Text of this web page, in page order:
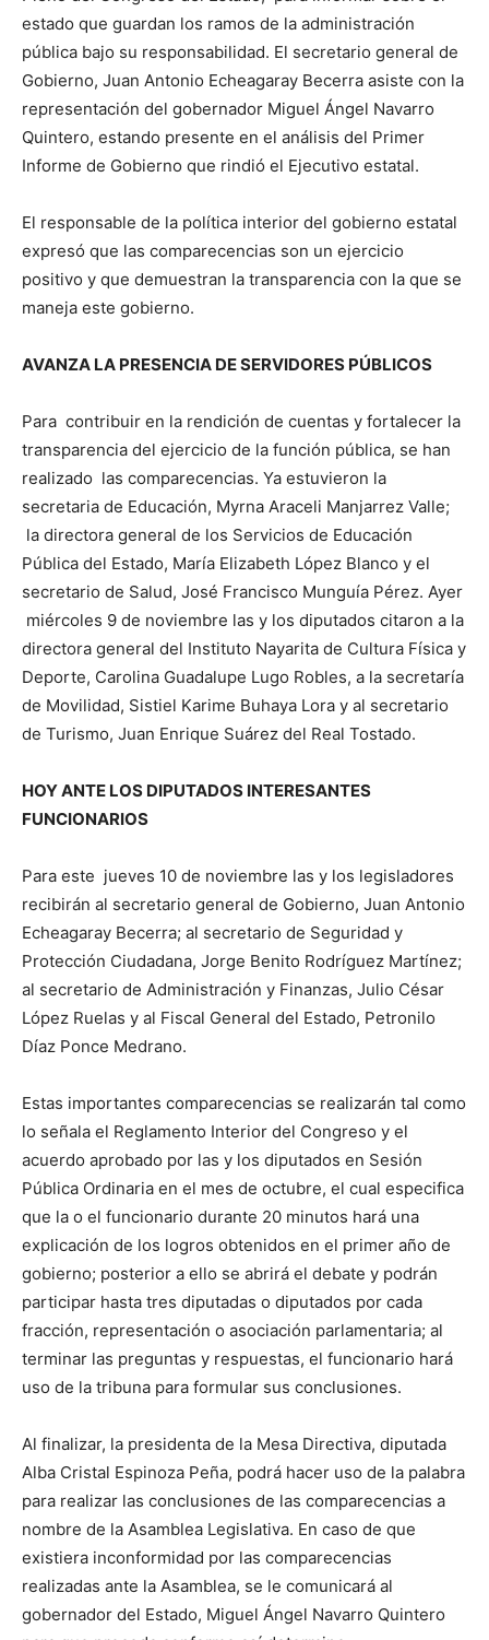
estado que guardan los ramos de la administración
pública bajo su responsabilidad. El secretario general de
Gobierno, Juan Antonio Echeagaray Becerra asiste con la
representación del gobernador Miguel Ángel Navarro
Quintero, estando presente en el análisis del Primer
Informe de Gobierno que rindió el Ejecutivo estatal.
El responsable de la política interior del gobierno estatal
expresó que las comparecencias son un ejercicio
positivo y que demuestran la transparencia con la que se
maneja este gobierno.
AVANZA LA PRESENCIA DE SERVIDORES PÚBLICOS
Para contribuir en la rendición de cuentas y fortalecer la
transparencia del ejercicio de la función pública, se han
realizado las comparecencias. Ya estuvieron la
secretaria de Educación, Myrna Araceli Manjarrez Valle;
la directora general de los Servicios de Educación
Pública del Estado, María Elizabeth López Blanco y el
secretario de Salud, José Francisco Munguía Pérez. Ayer
miércoles 9 de noviembre las y los diputados citaron a la
directora general del Instituto Nayarita de Cultura Física y
Deporte, Carolina Guadalupe Lugo Robles, a la secretaría
de Movilidad, Sistiel Karime Buhaya Lora y al secretario
de Turismo, Juan Enrique Suárez del Real Tostado.
HOY ANTE LOS DIPUTADOS INTERESANTES
FUNCIONARIOS
Para este jueves 10 de noviembre las y los legisladores
recibirán al secretario general de Gobierno, Juan Antonio
Echeagaray Becerra; al secretario de Seguridad y
Protección Ciudadana, Jorge Benito Rodríguez Martínez;
al secretario de Administración y Finanzas, Julio César
López Ruelas y al Fiscal General del Estado, Petronilo
Díaz Ponce Medrano.
Estas importantes comparecencias se realizarán tal como
lo señala el Reglamento Interior del Congreso y el
acuerdo aprobado por las y los diputados en Sesión
Pública Ordinaria en el mes de octubre, el cual especifica
que la o el funcionario durante 20 minutos hará una
explicación de los logros obtenidos en el primer año de
gobierno; posterior a ello se abrirá el debate y podrán
participar hasta tres diputadas o diputados por cada
fracción, representación o asociación parlamentaria; al
terminar las preguntas y respuestas, el funcionario hará
uso de la tribuna para formular sus conclusiones.
Al finalizar, la presidenta de la Mesa Directiva, diputada
Alba Cristal Espinoza Peña, podrá hacer uso de la palabra
para realizar las conclusiones de las comparecencias a
nombre de la Asamblea Legislativa. En caso de que
existiera inconformidad por las comparecencias
realizadas ante la Asamblea, se le comunicará al
gobernador del Estado, Miguel Ángel Navarro Quintero